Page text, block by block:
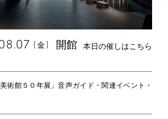
[金] 開館 本日の催しはこちら
美術館５０年展」音声ガイド・関連イベント・